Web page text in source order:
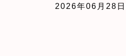
2026年06月28